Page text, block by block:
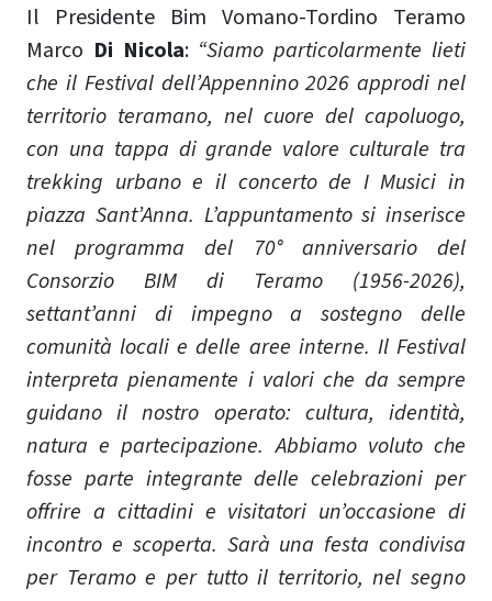
Il Presidente Bim Vomano-Tordino Teramo
Marco Di Nicola: “Siamo particolarmente lieti
che il Festival dell’Appennino 2026 approdi nel
territorio teramano, nel cuore del capoluogo,
con una tappa di grande valore culturale tra
trekking urbano e il concerto de I Musici in
piazza Sant’Anna. L’appuntamento si inserisce
nel programma del 70° anniversario del
Consorzio BIM di Teramo (1956-2026),
settant’anni di impegno a sostegno delle
comunità locali e delle aree interne. Il Festival
interpreta pienamente i valori che da sempre
guidano il nostro operato: cultura, identità,
natura e partecipazione. Abbiamo voluto che
fosse parte integrante delle celebrazioni per
offrire a cittadini e visitatori un’occasione di
incontro e scoperta. Sarà una festa condivisa
per Teramo e per tutto il territorio, nel segno